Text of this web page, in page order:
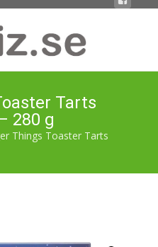
Tarts
280 g
Things Toaster Tarts